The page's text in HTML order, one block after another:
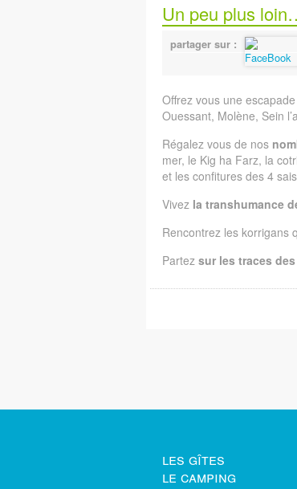
Un peu plus
partager sur :
Offrez vous une
Ouessant, Molène, Sein
Régalez vous de nos
mer, le Kig ha Farz, la
et les confitures des 4
Vivez la transhumance
Rencontrez les korrigans
Partez sur les traces
les gîtes
le camping